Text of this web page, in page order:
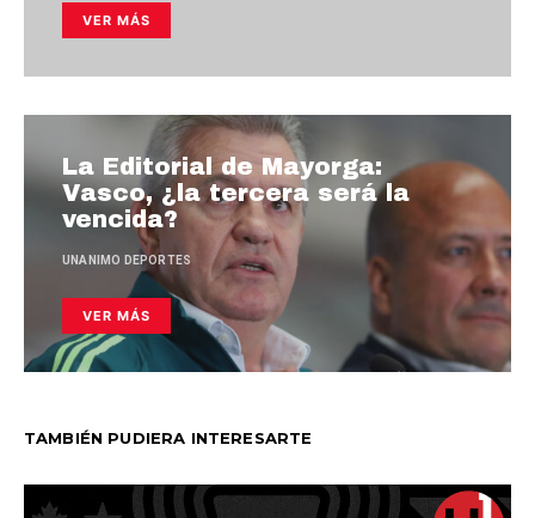
VER MÁS
La Editorial de Mayorga:
Vasco, ¿la tercera será la
vencida?
UNANIMO DEPORTES
VER MÁS
TAMBIÉN PUDIERA INTERESARTE